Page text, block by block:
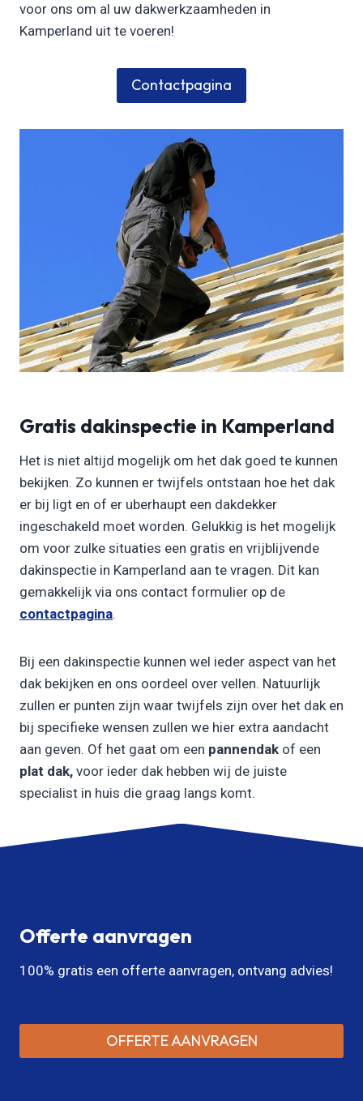
voor ons om al uw dakwerkzaamheden in
Kamperland uit te voeren!
Contactpagina
Gratis dakinspectie in Kamperland
Het is niet altijd mogelijk om het dak goed te kunnen
bekijken. Zo kunnen er twijfels ontstaan hoe het dak
er bij ligt en of er uberhaupt een dakdekker
ingeschakeld moet worden. Gelukkig is het mogelijk
om voor zulke situaties een gratis en vrijblijvende
dakinspectie in Kamperland aan te vragen. Dit kan
gemakkelijk via ons contact formulier op de
contactpagina.
Bij een dakinspectie kunnen wel ieder aspect van het
dak bekijken en ons oordeel over vellen. Natuurlijk
zullen er punten zijn waar twijfels zijn over het dak en
bij specifieke wensen zullen we hier extra aandacht
aan geven. Of het gaat om een pannendak of een
plat dak, voor ieder dak hebben wij de juiste
specialist in huis die graag langs komt.
Offerte aanvragen
100% gratis een offerte aanvragen, ontvang advies!
OFFERTE AANVRAGEN